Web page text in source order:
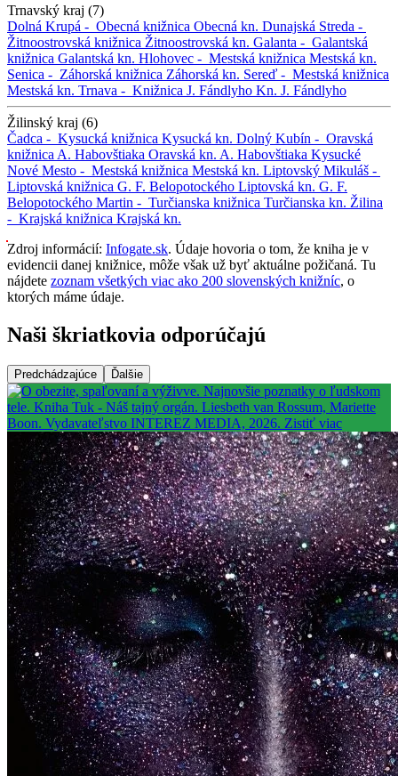
Trnavský kraj (7)
Dolná Krupá - Obecná knižnica Obecná kn. Dunajská Streda -
Žitnoostrovská knižnica Žitnoostrovská kn. Galanta - Galantská
knižnica Galantská kn. Hlohovec - Mestská knižnica Mestská kn.
Senica - Záhorská knižnica Záhorská kn. Sereď - Mestská knižnica
Mestská kn. Trnava - Knižnica J. Fándlyho Kn. J. Fándlyho
Žilinský kraj (6)
Čadca - Kysucká knižnica Kysucká kn. Dolný Kubín - Oravská
knižnica A. Habovštiaka Oravská kn. A. Habovštiaka Kysucké
Nové Mesto - Mestská knižnica Mestská kn. Liptovský Mikuláš -
Liptovská knižnica G. F. Belopotockého Liptovská kn. G. F.
Belopotockého Martin - Turčianska knižnica Turčianska kn. Žilina
- Krajská knižnica Krajská kn.
Zdroj informácií: Infogate.sk. Údaje hovoria o tom, že kniha je v
evidencii danej knižnice, môže však už byť aktuálne požičaná. Tu
nájdete zoznam všetkých viac ako 200 slovenských knižníc, o
ktorých máme údaje.
Naši škriatkovia odporúčajú
Predchádzajúce Ďalšie